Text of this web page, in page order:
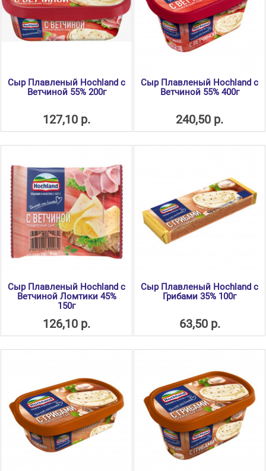
Сыр Плавленый Hochland с
Ветчиной 55% 200г
127,10 р.
Сыр Плавленый Hochland с
Ветчиной 55% 400г
240,50 р.
Сыр Плавленый Hochland с
Ветчиной Ломтики 45%
150г
126,10 р.
Сыр Плавленый Hochland с
Грибами 35% 100г
63,50 р.